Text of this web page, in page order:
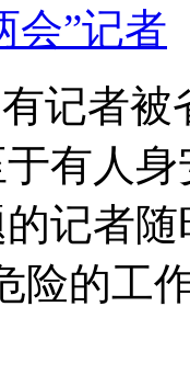
会”记者
记者
有人
记者
险的工